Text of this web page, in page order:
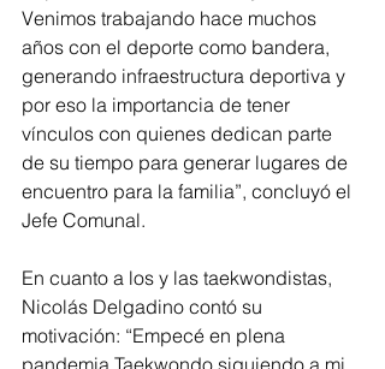
Venimos trabajando hace muchos
años con el deporte como bandera,
generando infraestructura deportiva y
por eso la importancia de tener
vínculos con quienes dedican parte
de su tiempo para generar lugares de
encuentro para la familia”, concluyó el
Jefe Comunal.
En cuanto a los y las taekwondistas,
Nicolás Delgadino contó su
motivación: “Empecé en plena
pandemia Taekwondo siguiendo a mi